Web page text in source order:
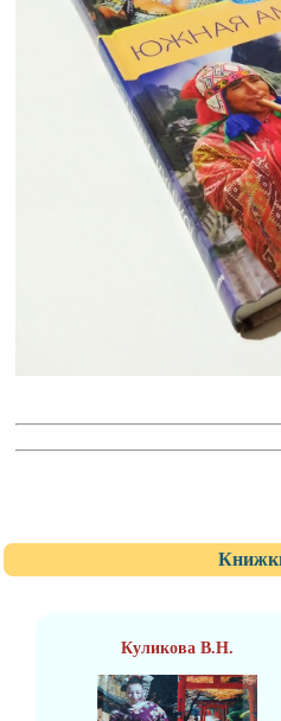
Куликова В.Н.